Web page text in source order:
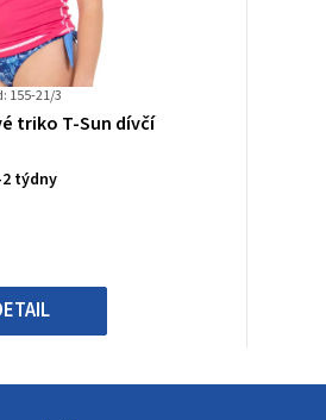
155-21/3
Průměrné
produktu
5
hvězdiček.
triko T-Sun dívčí
týdny